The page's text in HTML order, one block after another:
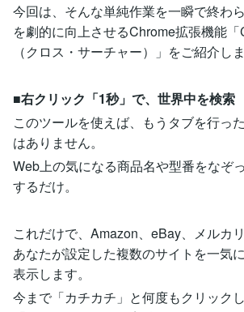
今回は、そんな単純作業を一瞬で終わ
を劇的に向上させるChrome拡張機能
（クロス・サーチャー）」をご紹介しま
■右クリック「1秒」で、世界中を検索
このツールを使えば、もうタブを行っ
はありません。
Web上の気になる商品名や型番をなぞ
するだけ。
これだけで、Amazon、eBay、メルカ
あなたが設定した複数のサイトを一気
表示します。
今まで「カチカチ」と何度もクリック